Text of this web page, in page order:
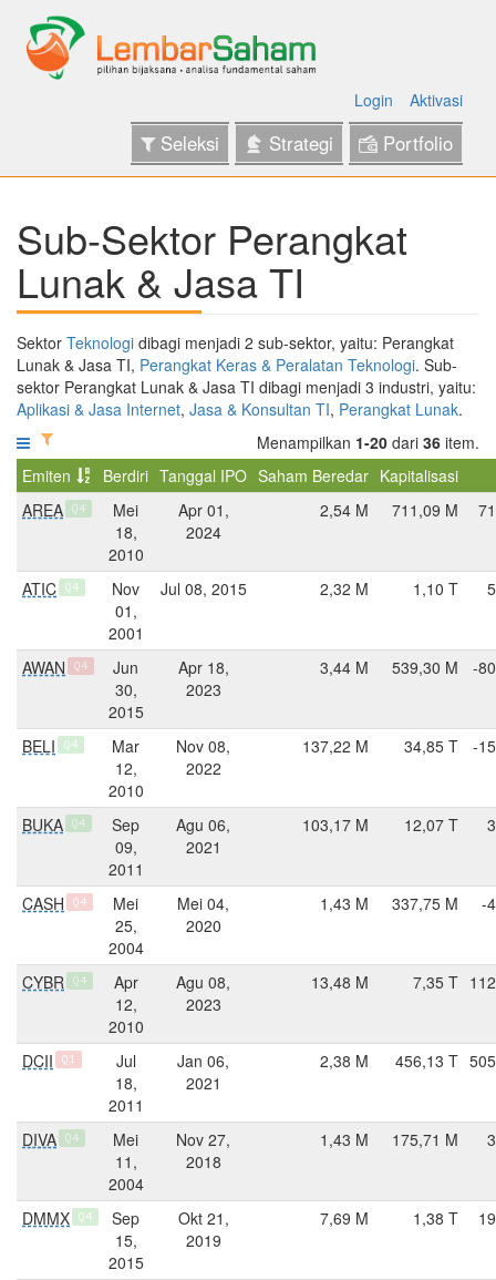
Login Aktivasi
Seleksi Strategi Portfolio
Sub-Sektor Perangkat
Lunak & Jasa TI
Sektor Teknologi dibagi menjadi 2 sub-sektor, yaitu: Perangkat
Lunak & Jasa TI, Perangkat Keras & Peralatan Teknologi. Sub-
sektor Perangkat Lunak & Jasa TI dibagi menjadi 3 industri, yaitu:
Aplikasi & Jasa Internet, Jasa & Konsultan TI, Perangkat Lunak.
Menampilkan 1-20 dari 36 item.
Emiten
Berdiri Tanggal IPO Saham Beredar Kapitalisasi
AREA
Q4
Mei
18,
2010
Apr 01,
2024
2,54 M 711,09 M
ATIC Q4
Nov
01,
2001
Jul 08, 2015 2,32 M 1,10 T
AWAN Q4
Jun
30,
2015
Apr 18,
2023
3,44 M 539,30 M -
BELI Q4
Mar
12,
2010
Nov 08,
2022
137,22 M 34,85 T -
BUKA Q4
Sep
09,
2011
Agu 06,
2021
103,17 M 12,07 T
CASH Q4
Mei
25,
2004
Mei 04,
2020
1,43 M 337,75 M -
CYBR Q4
Apr
12,
2010
Agu 08,
2023
13,48 M 7,35 T
DCII Q1
Jul
18,
2011
Jan 06,
2021
2,38 M 456,13 T
DIVA Q4
Mei
11,
2004
Nov 27,
2018
1,43 M 175,71 M
DMMX Q4
Sep
15,
2015
Okt 21,
2019
7,69 M 1,38 T